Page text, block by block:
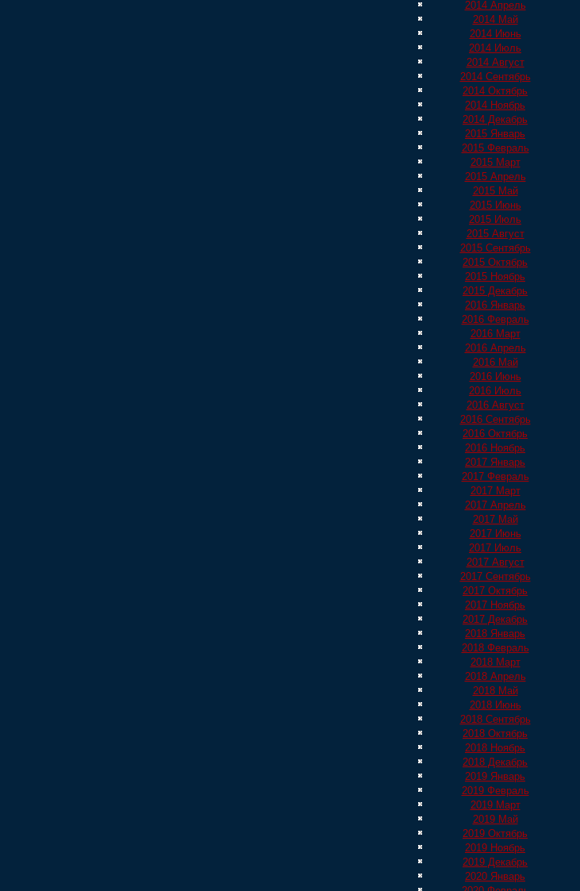
2014 Апрель
2014 Май
2014 Июнь
2014 Июль
2014 Август
2014 Сентябрь
2014 Октябрь
2014 Ноябрь
2014 Декабрь
2015 Январь
2015 Февраль
2015 Март
2015 Апрель
2015 Май
2015 Июнь
2015 Июль
2015 Август
2015 Сентябрь
2015 Октябрь
2015 Ноябрь
2015 Декабрь
2016 Январь
2016 Февраль
2016 Март
2016 Апрель
2016 Май
2016 Июнь
2016 Июль
2016 Август
2016 Сентябрь
2016 Октябрь
2016 Ноябрь
2017 Январь
2017 Февраль
2017 Март
2017 Апрель
2017 Май
2017 Июнь
2017 Июль
2017 Август
2017 Сентябрь
2017 Октябрь
2017 Ноябрь
2017 Декабрь
2018 Январь
2018 Февраль
2018 Март
2018 Апрель
2018 Май
2018 Июнь
2018 Сентябрь
2018 Октябрь
2018 Ноябрь
2018 Декабрь
2019 Январь
2019 Февраль
2019 Март
2019 Май
2019 Октябрь
2019 Ноябрь
2019 Декабрь
2020 Январь